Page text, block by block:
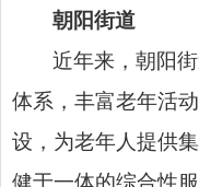
朝阳街道
近年来，朝阳
体系，丰富老年活
设，为老年人提供
健于一体的综合性